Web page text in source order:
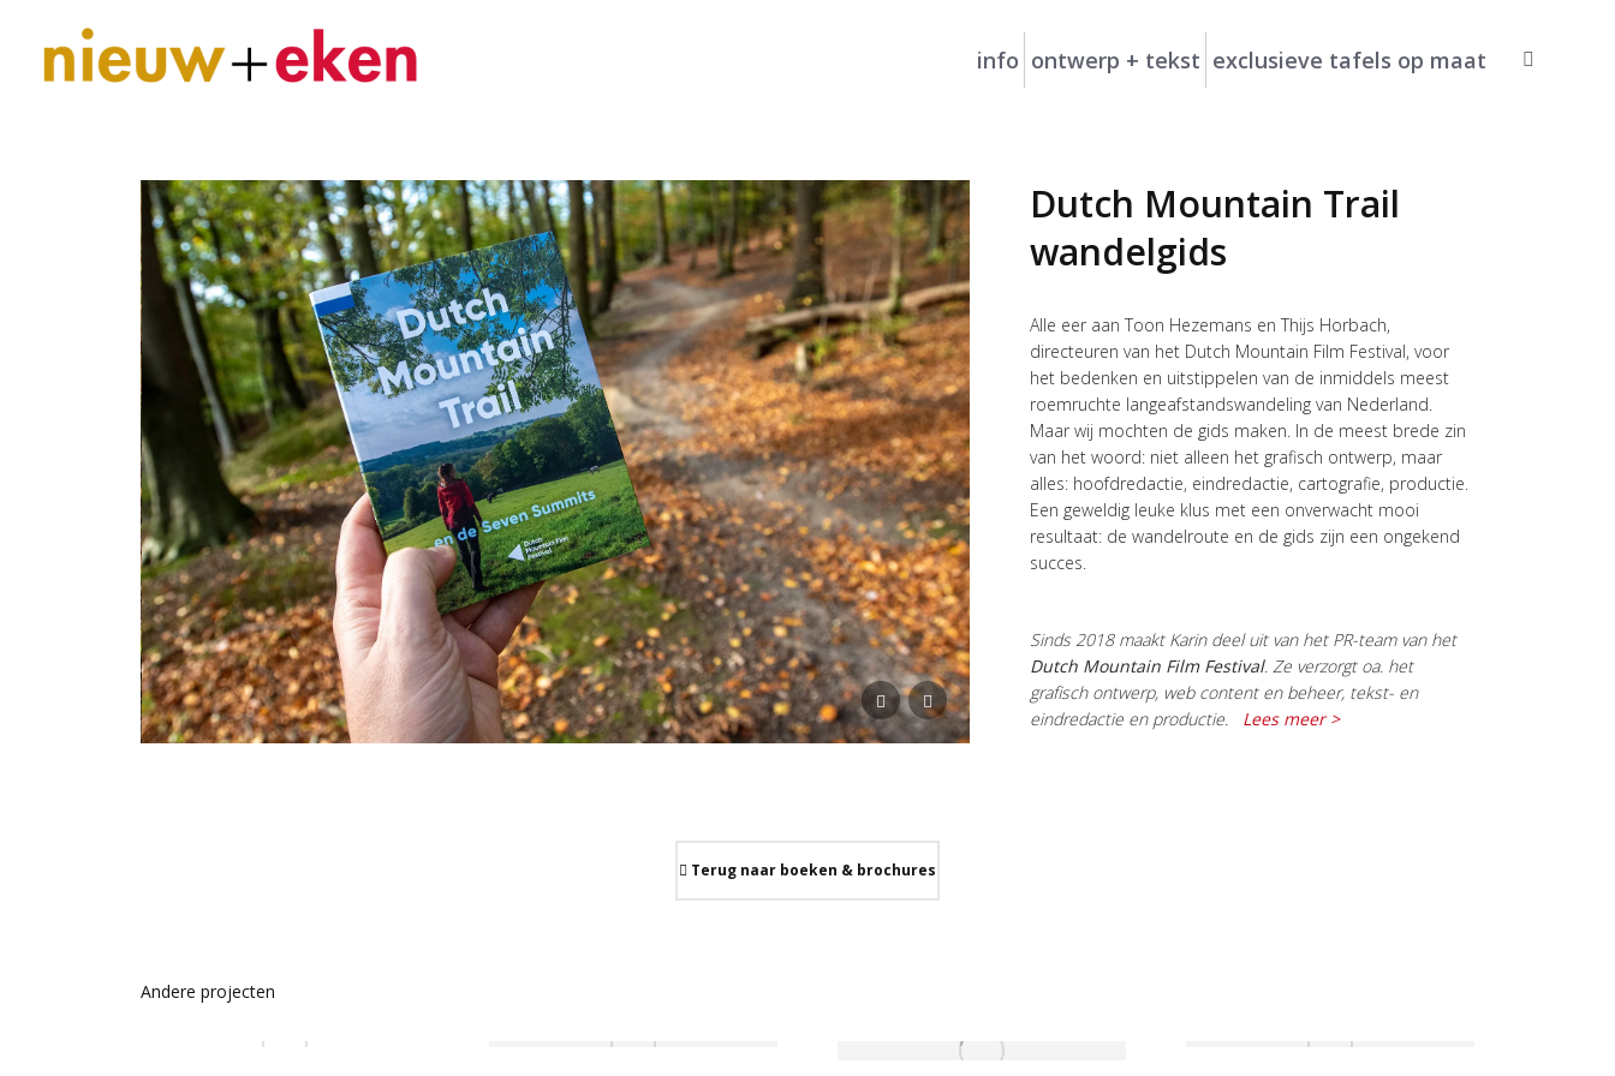
info ontwerp + tekst exclusieve tafels op maat Search:
Dutch Mountain Trail
wandelgids
Alle eer aan Toon Hezemans en Thijs Horbach,
directeuren van het Dutch Mountain Film Festival, voor
het bedenken en uitstippelen van de inmiddels meest
roemruchte langeafstandswandeling van Nederland.
Maar wij mochten de gids maken. In de meest brede zin
van het woord: niet alleen het grafisch ontwerp, maar
alles: hoofdredactie, eindredactie, cartografie, productie.
Een geweldig leuke klus met een onverwacht mooi
resultaat: de wandelroute en de gids zijn een ongekend
succes.
Sinds 2018 maakt Karin deel uit van het PR-team van het
Dutch Mountain Film Festival. Ze verzorgt oa. het
grafisch ontwerp, web content en beheer, tekst- en
eindredactie en productie. Lees meer >
Terug naar boeken & brochures
Andere projecten